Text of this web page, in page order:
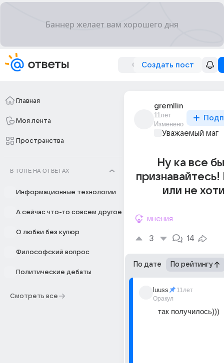
Создать пост
Главная
Моя лента
Пространства
В ТОПЕ НА ОТВЕТАХ
Информационные технологии
А сейчас что-то совсем другое
О любви без купюр
Философский вопрос
Политические дебаты
Смотреть все
gremllin
11лет
Изменено
Уважаемый маг
Ну ка все
или не
мнения
3 14
По дате По рейтингу
luuss
Оракул
11лет
так получилось)))